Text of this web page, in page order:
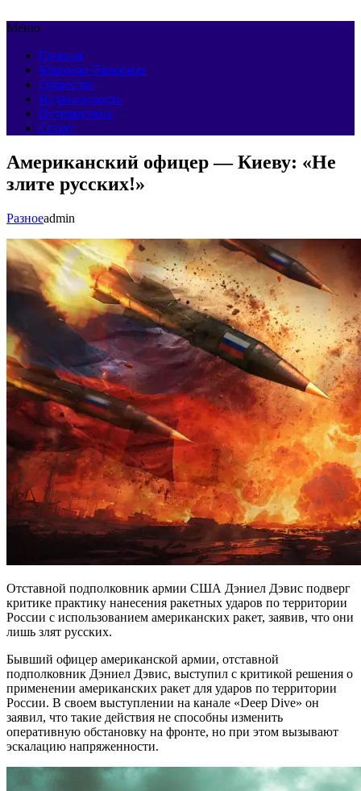
Меню
Главная
Мировая Панорама
Общество
Недвижимость
Путешествия
Спорт
Американский офицер — Киеву: «Не
злите русских!»
Разноеadmin
Отставной подполковник армии США Дэниел Дэвис подверг
критике практику нанесения ракетных ударов по территории
России с использованием американских ракет, заявив, что они
лишь злят русских.
Бывший офицер американской армии, отставной
подполковник Дэниел Дэвис, выступил с критикой решения о
применении американских ракет для ударов по территории
России. В своем выступлении на канале «Deep Dive» он
заявил, что такие действия не способны изменить
оперативную обстановку на фронте, но при этом вызывают
эскалацию напряженности.